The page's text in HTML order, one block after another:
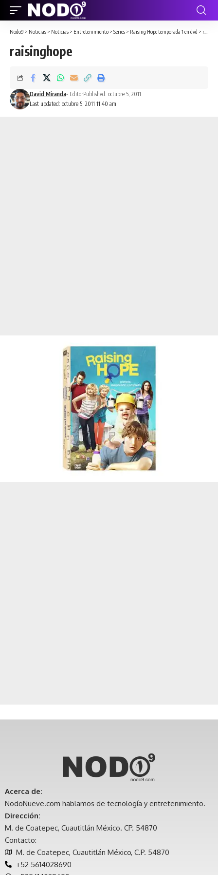
Nodo9 > Noticias > Noticias > Entretenimiento > Series > Raising Hope temporada 1 en dvd > raisinghope
raisinghope
Last updated: octubre 5, 2011 11:40 am
David Miranda- EditorPublished: octubre 5, 2011
Acerca de:
NodoNueve.com hablamos de tecnología y entretenimiento.
Dirección:
M. de Coatepec, Cuautitlán México. CP. 54870
Contacto:
M. de Coatepec, Cuautitlán México, C.P. 54870
+52 5614028690